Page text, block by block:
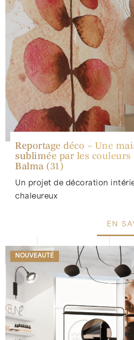
Reportage déco – Une
sublimée par les couleurs
Balma (31)
Un projet de décoration
chaleureux
EN
NOUVEAUTÉ